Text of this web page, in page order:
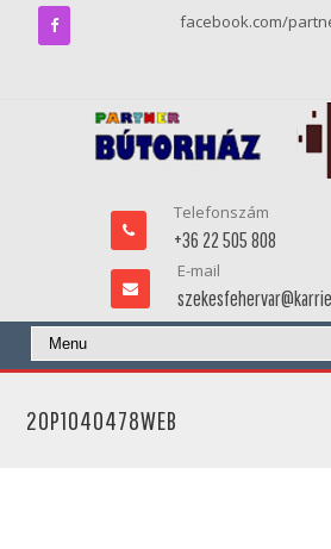
facebook.com/
Telefonszám
+36 22 505 808
E-mail
20P1040478WEB